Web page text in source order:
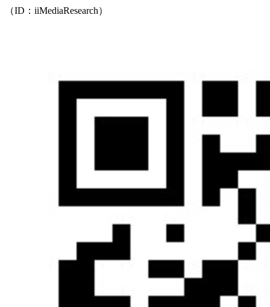
（ID：iiMediaResearch）